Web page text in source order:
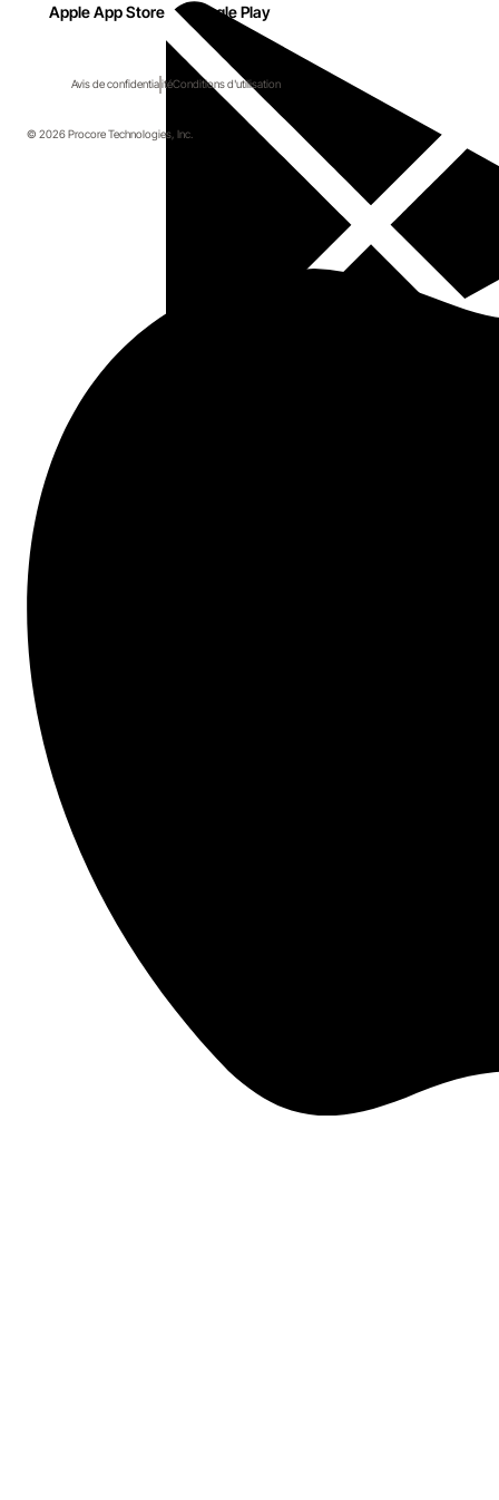
Apple App Store Google Play
Avis de confidentialitéConditions d'utilisation
© 2026 Procore Technologies, Inc.